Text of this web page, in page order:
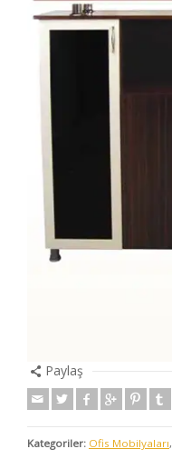
Paylaş
Kategoriler: Ofis Mobilyaları,